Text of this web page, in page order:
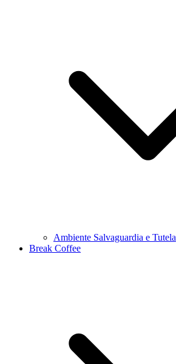
Ambiente Salvaguardia e Tutela
Break Coffee